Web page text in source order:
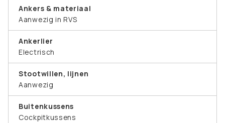
Ankers & materiaal
Aanwezig in RVS
Ankerlier
Electrisch
Stootwillen, lijnen
Aanwezig
Buitenkussens
Cockpitkussens